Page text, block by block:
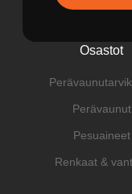
Osastot
Perävaunut
Pesuaineet
Renkaat &